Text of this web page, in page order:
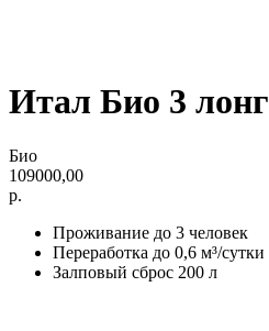
Итал Био 3 лонг
Био
109000,00
р.
Проживание до 3 человек
Переработка до 0,6 м³/сутки
Залповый сброс 200 л